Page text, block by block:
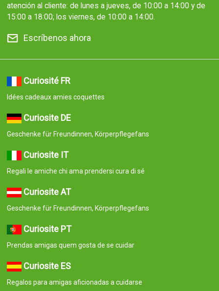
atención al cliente: de lunes a jueves, de 10:00 a 14:00 y de
15:00 a 18:00; los viernes, de 10:00 a 14:00.
Escríbenos ahora
Curiosité FR
Idées cadeaux amies coquettes
Curiosite DE
Geschenke für Freundinnen, Körperpflegefans
Curiosite IT
Regali le amiche chi ama prendersi cura di sé
Curiosite AT
Geschenke für Freundinnen, Körperpflegefans
Curiosite PT
Prendas amigas quem gosta de se cuidar
Curiosite ES
Regalos para amigas aficionadas a cuidarse